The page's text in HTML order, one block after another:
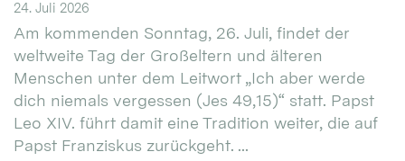
24. Juli 2026
Am kommenden Sonntag, 26. Juli, findet der
weltweite Tag der Großeltern und älteren
Menschen unter dem Leitwort „Ich aber werde
dich niemals vergessen (Jes 49,15)“ statt. Papst
Leo XIV. führt damit eine Tradition weiter, die auf
Papst Franziskus zurückgeht. ...